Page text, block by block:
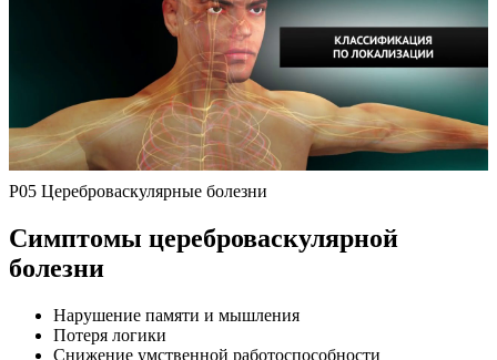
P05 Цереброваскулярные болезни
Симптомы цереброваскулярной
болезни
Нарушение памяти и мышления
Потеря логики
Снижение умственной работоспособности